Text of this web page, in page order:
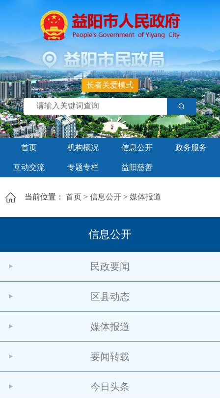
长者关爱模式
首页 机构概况 信息公开 政务服务
互动交流 专题专栏 益阳慈善
当前位置： 首页 > 信息公开 > 媒体报道
信息公开
民政要闻
区县动态
媒体报道
要闻转载
今日头条